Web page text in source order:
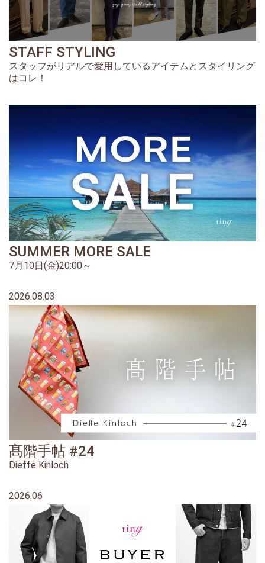
STAFF STYLING
スタッフがリアルで愛用しているアイテムとスタイリング
はコレ！
SUMMER MORE SALE
7月10日(金)20:00～
2026.08.03
髙階手帖 #24
Dieffe Kinloch
2026.06